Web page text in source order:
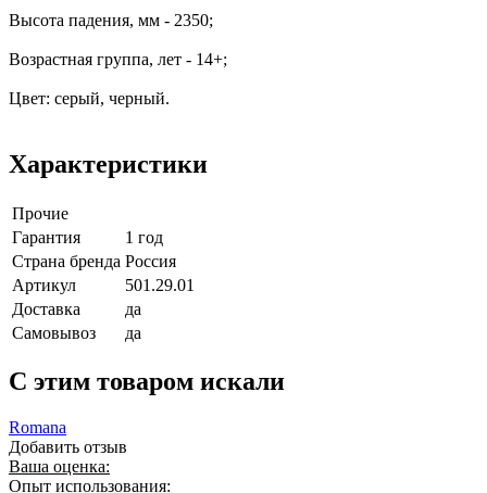
Высота падения, мм - 2350;
Возрастная группа, лет - 14+;
Цвет: серый, черный.
Характеристики
Прочие
Гарантия
1 год
Страна бренда Россия
Артикул
501.29.01
Доставка
да
Самовывоз
да
C этим товаром искали
Romana
Добавить отзыв
Ваша оценка:
Опыт использования: